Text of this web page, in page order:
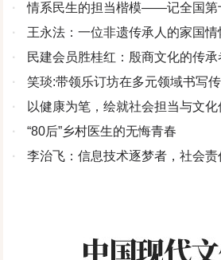
·
情系民生的担当楷模——记全国第
物 张国民
·
王永法：一位非遗传承人的家国
道德教育新闻人物王永法
·
民建会员胜桂红：殷商文化的传
·
笑琰:带领乐订坊在多元领域书写
·
以健康为笔，绘就社会担当与文
第十一届道德教育新闻人物孙家幕
·
“80后”乡村医生的无悔青春
·
李治飞：信息技术逐梦者，社会责